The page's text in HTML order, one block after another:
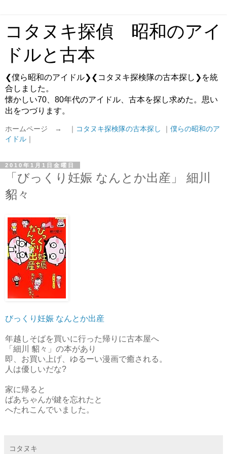
コタヌキ探偵 昭和のアイ
ドルと古本
❮僕ら昭和のアイドル❯❮コタヌキ探検隊の古本探し❯を統
合しました。
懐かしい70、80年代のアイドル、古本を探し求めた。思い
出をつづります。
ホームページ → ｜ コタヌキ探検隊の古本探し ｜ 僕らの昭和のア
イドル ｜
2010年1月1日金曜日
「びっくり妊娠 なんとか出産」 細川
貂々
びっくり妊娠 なんとか出産
年越しそばを買いに行った帰りに古本屋へ
「細川 貂々」の本があり
即、お買い上げ、ゆるーい漫画で癒される。
人は優しいだな?
家に帰ると
ばあちゃんが鍵を忘れたと
へたれこんでいました。
コタヌキ